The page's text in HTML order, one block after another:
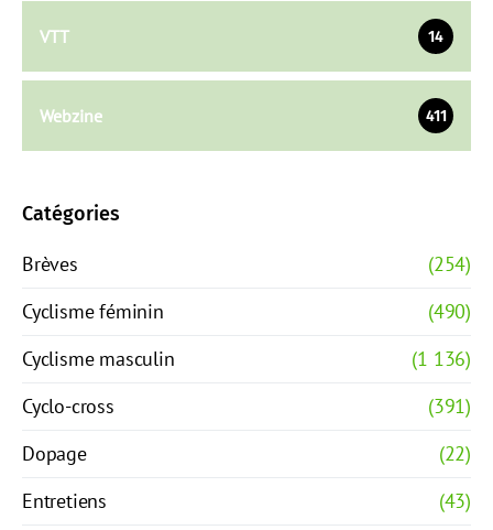
VTT 14
Webzine 411
Catégories
Brèves
(254)
Cyclisme féminin
(490)
Cyclisme masculin
(1 136)
Cyclo-cross
(391)
Dopage
(22)
Entretiens
(43)